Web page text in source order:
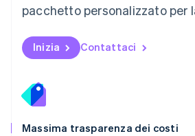
pacchetto personalizzato per
Inizia Contattaci
Massima trasparenza dei costi
NederlandsEnglish
English
Portogallo
RAS di Hong Kong, Cina
English
English